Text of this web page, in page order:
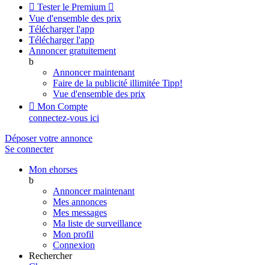
 Tester le Premium 
Vue d'ensemble des prix
Télécharger l'app
Télécharger l'app
Annoncer gratuitement
b
Annoncer maintenant
Faire de la publicité illimitée Tipp!
Vue d'ensemble des prix
 Mon Compte
connectez-vous ici
Déposer votre annonce
Se connecter
Mon ehorses
b
Annoncer maintenant
Mes annonces
Mes messages
Ma liste de surveillance
Mon profil
Connexion
Rechercher